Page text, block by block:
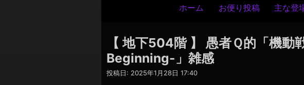
ビ
ゲ
ホーム お便り投稿 主な登
【 地下504階 】 愚者Ｑ的「機
Beginning-」雑感
投稿日: 2025年1月28日 17:40